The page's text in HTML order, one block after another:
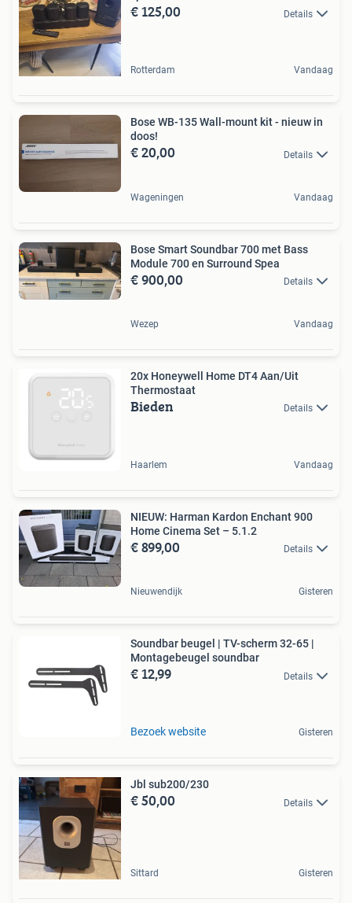
€ 125,00 Details
Rotterdam Vandaag
Bose WB-135 Wall-mount kit - nieuw in
doos!
€ 20,00 Details
Wageningen Vandaag
Bose Smart Soundbar 700 met Bass
Module 700 en Surround Spea
€ 900,00 Details
Wezep Vandaag
20x Honeywell Home DT4 Aan/Uit
Thermostaat
Bieden Details
Haarlem Vandaag
NIEUW: Harman Kardon Enchant 900
Home Cinema Set – 5.1.2
€ 899,00 Details
Nieuwendijk Gisteren
Soundbar beugel | TV-scherm 32-65 |
Montagebeugel soundbar
€ 12,99 Details
Bezoek website Gisteren
Jbl sub200/230
€ 50,00 Details
Sittard Gisteren